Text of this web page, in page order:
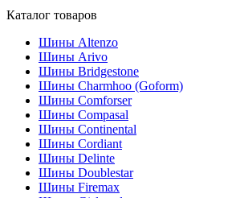
Каталог товаров
Шины Altenzo
Шины Arivo
Шины Bridgestone
Шины Charmhoo (Goform)
Шины Comforser
Шины Compasal
Шины Continental
Шины Cordiant
Шины Delinte
Шины Doublestar
Шины Firemax